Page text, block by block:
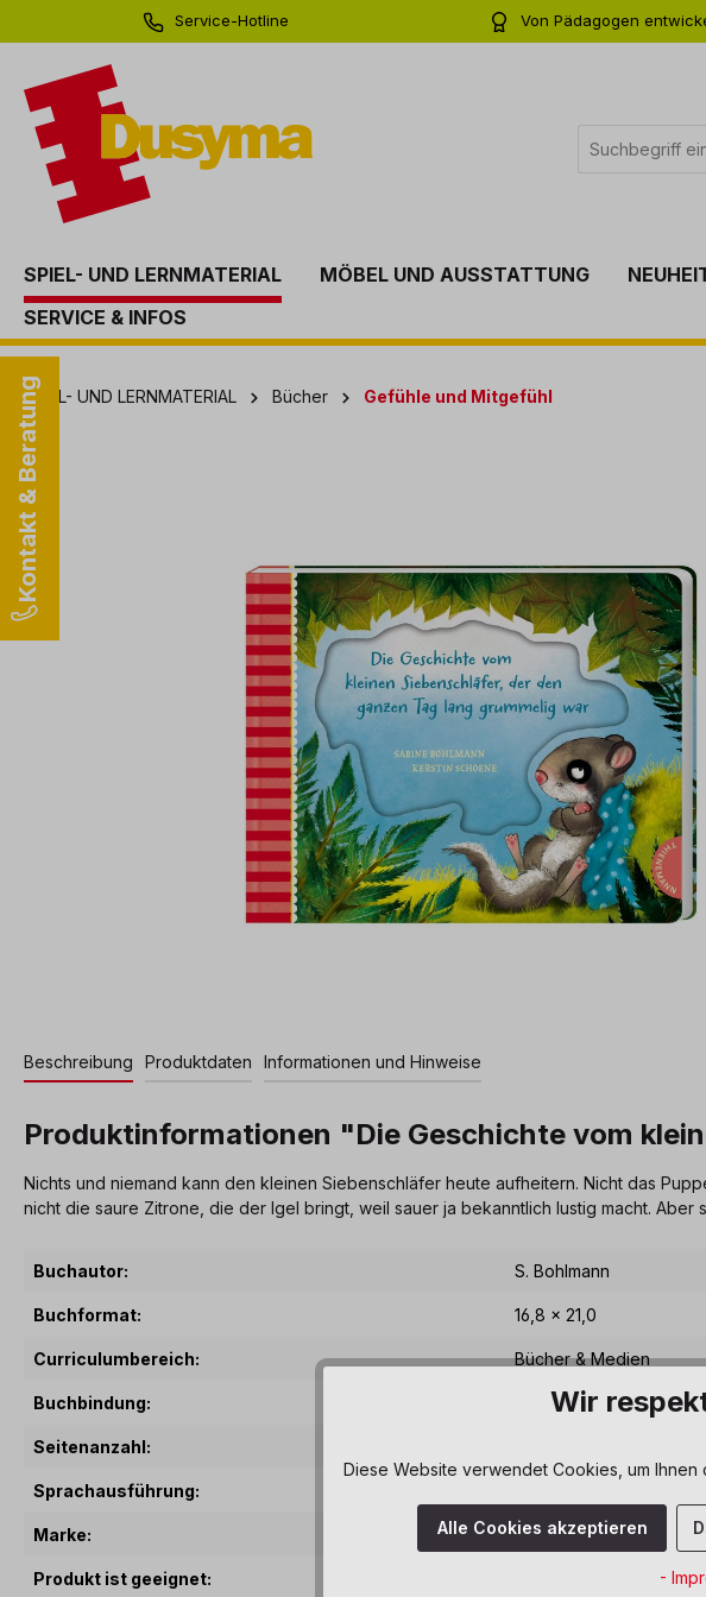
Zur Hauptnavigation springen
Service-Hotline
Von Pädagogen
SPIEL- UND LERNMATERIAL MÖBEL UND AUSSTATTUNG
SERVICE & INFOS
Kontakt & Beratung
SPIEL- UND LERNMATERIAL Bücher Gefühle und Mitgefühl
Bildergalerie überspringen
Beschreibung Produktdaten Informationen und Hinweise
Produktinformationen "Die Geschichte vom
Nichts und niemand kann den kleinen Siebenschläfer heute aufheitern. Nicht das
nicht die saure Zitrone, die der Igel bringt, weil sauer ja bekanntlich lustig macht.
Buchautor: S. Bohlmann
Buchformat: 16,8 x 21,0
Curriculumbereich: Bücher & Medien
Buchbindung: Pappbuch
Seitenanzahl:
Sprachausführung:
Marke: Thienemann
Produkt ist geeignet:
Wir
Diese Website verwendet Cookies, um
Alle Cookies akzeptieren
-